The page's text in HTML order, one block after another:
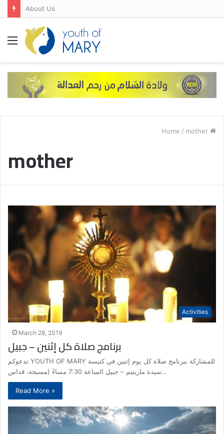
FRANCE-SPAIN-PORTUGAL
Menu
/ mother
mother
Activities
March 28, 2019
برنامج صلاة كل إثنين – جبيل
تدعوكم YOUTH OF MARY للمشاركة ببرنامج صلاة كل يوم إثنين في كنيسة
سيدة ماريتيم – جبيل الساعة 7:30 مساءً (مسبحة، قداس…
Read More »